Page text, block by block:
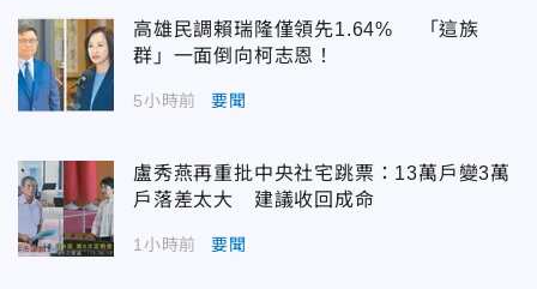
高雄民調賴瑞隆僅領先1.64% 「這族
群」一面倒向柯志恩！
5小時前 要聞
盧秀燕再重批中央社宅跳票：13萬戶變3萬
戶落差太大 建議收回成命
1小時前 要聞